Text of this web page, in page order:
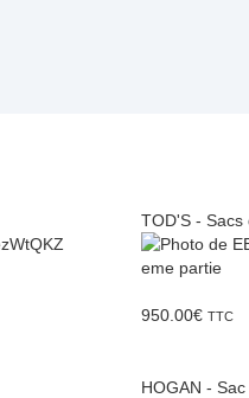
TOD'S - Sacs
950.00€ TTC
HOGAN -